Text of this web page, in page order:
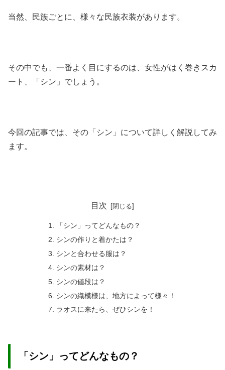
当然、民族ごとに、様々な民族衣装があります。
その中でも、一番よく目にするのは、女性がはく巻きスカ
ート、「シン」でしょう。
今回の記事では、その「シン」について詳しく解説してみ
ます。
目次
「シン」ってどんなもの？
シンの作りと着かたは？
シンと合わせる服は？
シンの素材は？
シンの値段は？
シンの織模様は、地方によって様々！
ラオスに来たら、ぜひシンを！
「シン」ってどんなもの？